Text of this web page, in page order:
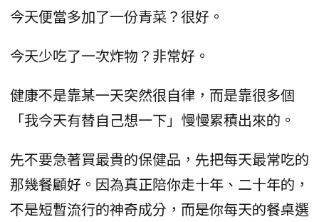
今天便當多加了一份青菜？很好。
今天少吃了一次炸物？非常好。
健康不是靠某一天突然很自律，而是靠很多個
「我今天有替自己想一下」慢慢累積出來的。
先不要急著買最貴的保健品，先把每天最常吃的
那幾餐顧好。因為真正陪你走十年、二十年的，
不是短暫流行的神奇成分，而是你每天的餐桌選